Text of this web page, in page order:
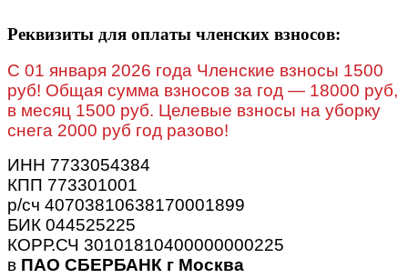
Реквизиты для оплаты членских взносов:
C 01 января 2026 года Членские взносы 1500
руб! Общая сумма взносов за год — 18000 руб,
в месяц 1500 руб. Целевые взносы на уборку
снега 2000 руб год разово!
ИНН 7733054384
КПП 773301001
р/сч 40703810638170001899
БИК 044525225
КОРР.СЧ 30101810400000000225
в ПАО СБЕРБАНК г Москва